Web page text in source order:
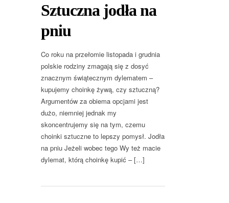
Sztuczna jodła na
pniu
Co roku na przełomie listopada i grudnia
polskie rodziny zmagają się z dosyć
znacznym świątecznym dylematem –
kupujemy choinkę żywą, czy sztuczną?
Argumentów za obiema opcjami jest
dużo, niemniej jednak my
skoncentrujemy się na tym, czemu
choinki sztuczne to lepszy pomysł. Jodła
na pniu Jeżeli wobec tego Wy też macie
dylemat, którą choinkę kupić – […]